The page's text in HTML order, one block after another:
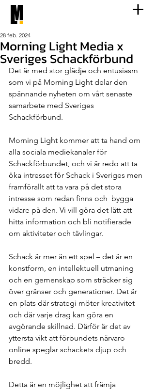
Morning Light Media x
Sveriges Schackförbund
28 feb. 2024
Det är med stor glädje och entusiasm
som vi på Morning Light delar den
spännande nyheten om vårt senaste
samarbete med Sveriges
Schackförbund.
Morning Light kommer att ta hand om
alla sociala mediekanaler för
Schackförbundet, och vi är redo att ta
öka intresset för Schack i Sveriges men
framförallt att ta vara på det stora
intresse som redan finns och  bygga
vidare på den. Vi vill göra det lätt att
hitta information och bli notifierade
om aktiviteter och tävlingar.
Schack är mer än ett spel – det är en
konstform, en intellektuell utmaning
och en gemenskap som sträcker sig
över gränser och generationer. Det är
en plats där strategi möter kreativitet
och där varje drag kan göra en
avgörande skillnad. Därför är det av
yttersta vikt att förbundets närvaro
online speglar schackets djup och
bredd.
Detta är en möjlighet att främja